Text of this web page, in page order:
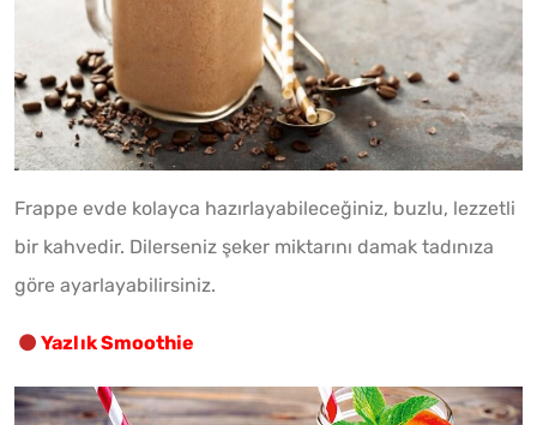
Frappe evde kolayca hazırlayabileceğiniz, buzlu, lezzetli
bir kahvedir. Dilerseniz şeker miktarını damak tadınıza
göre ayarlayabilirsiniz.
Yazlık Smoothie